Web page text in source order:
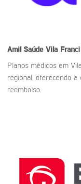
Amil Saúde Vila Franci
Planos médicos em
regional, oferecendo a
reembolso.